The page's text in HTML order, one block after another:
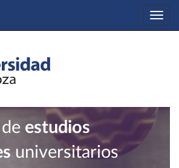
estudios
universitarios